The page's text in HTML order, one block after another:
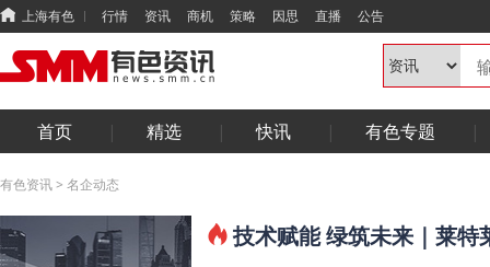
上海有色 行情 资讯 商机 策略 因思 直播 公告
首页 精选 快讯 有色专题
有色资讯> 名企动态
技术赋能 绿筑未来｜莱